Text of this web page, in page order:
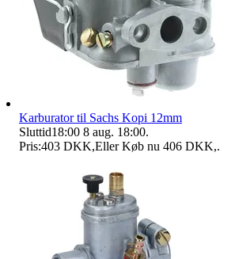
Karburator til Sachs Kopi 12mm
Sluttid18:00 8 aug. 18:00.
Pris:403 DKK,Eller Køb nu 406 DKK,.